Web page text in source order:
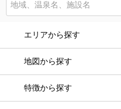
エリアから探す
地図から探す
特徴から探す